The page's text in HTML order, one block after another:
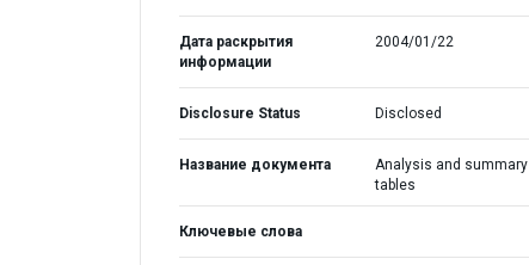
Дата раскрытия
информации
2004/01/22
Disclosure Status Disclosed
Название документа
Analysis and summary
tables
Ключевые слова